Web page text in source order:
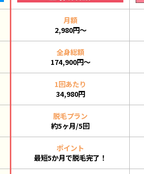
月額
2,980円～
全身総額
174,900円～
1回あたり
34,980円
脱毛プラン
約5ヶ月/5回
ポイント
最短5か月で脱毛完了！